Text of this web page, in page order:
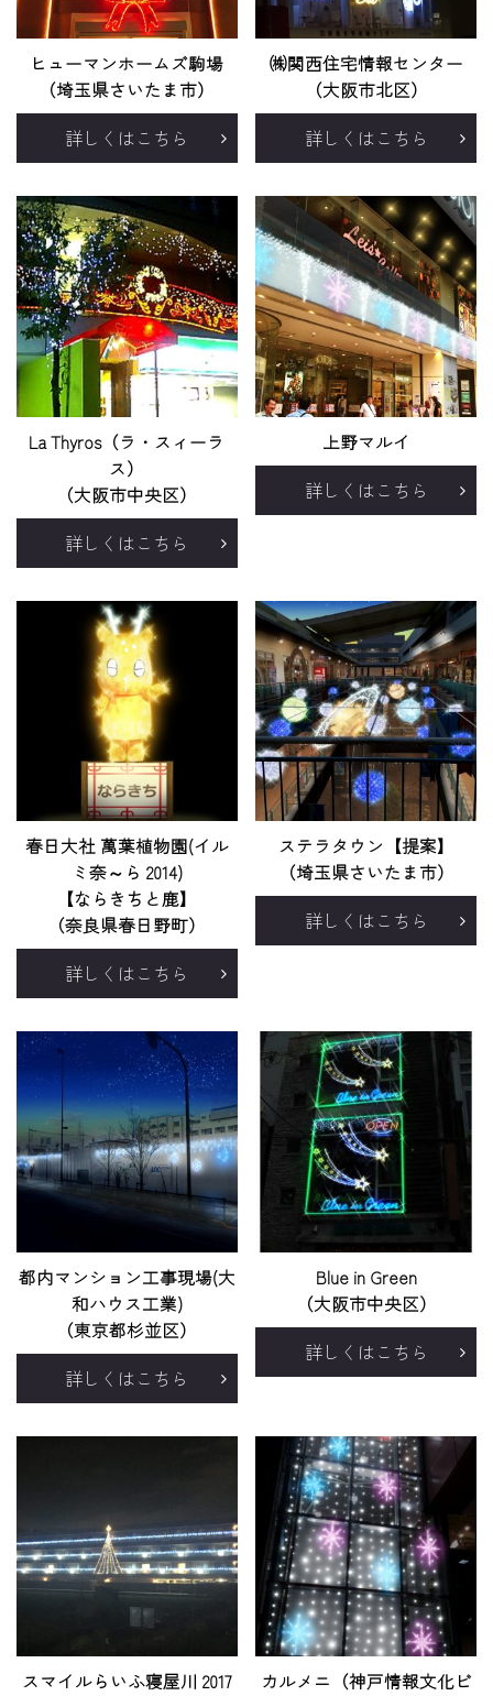
ヒューマンホームズ駒場
（埼玉県さいたま市）
詳しくはこちら
㈱関西住宅情報センター
（大阪市北区）
詳しくはこちら
La Thyros（ラ・スィーラ
ス）
（大阪市中央区）
詳しくはこちら
上野マルイ
詳しくはこちら
春日大社 萬葉植物園(イル
ミ奈～ら 2014)
【ならきちと鹿】
（奈良県春日野町）
詳しくはこちら
ステラタウン【提案】
（埼玉県さいたま市）
詳しくはこちら
都内マンション工事現場(大
和ハウス工業)
（東京都杉並区）
詳しくはこちら
Blue in Green
（大阪市中央区）
詳しくはこちら
スマイルらいふ寝屋川 2017
カルメニ（神戸情報文化ビ